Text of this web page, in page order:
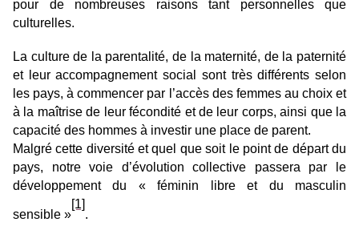
pour de nombreuses raisons tant personnelles que
culturelles.
La culture de la parentalité, de la maternité, de la paternité
et leur accompagnement social sont très différents selon
les pays, à commencer par l’accès des femmes au choix et
à la maîtrise de leur fécondité et de leur corps, ainsi que la
capacité des hommes à investir une place de parent.
Malgré cette diversité et quel que soit le point de départ du
pays, notre voie d’évolution collective passera par le
développement du « féminin libre et du masculin
sensible »
[1]
.